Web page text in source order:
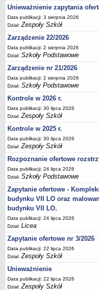
Unieważnienie zapytania
Data publikacji: 3 sierpnia 2026
Dział:Zespoły Szkół
Zarządzenie 22/2026
Data publikacji: 2 sierpnia 2026
Dział:Szkoły Podstawowe
Zarządzenie nr 21/2026
Data publikacji: 2 sierpnia 2026
Dział:Szkoły Podstawowe
Kontrole w 2026 r.
Data publikacji: 30 lipca 2026
Dział:Zespoły Szkół
Kontrole w 2025 r.
Data publikacji: 30 lipca 2026
Dział:Zespoły Szkół
Rozpoznanie ofertowe
Data publikacji: 24 lipca 2026
Dział:Szkoły Podstawowe
Zapytanie ofertowe -
budynku VII LO oraz
budynku VII LO.
Data publikacji: 24 lipca 2026
Dział:Licea
Zapytanie ofertowe nr 3/2026
Data publikacji: 22 lipca 2026
Dział:Zespoły Szkół
Unieważnienie
Data publikacji: 22 lipca 2026
Dział:Zespoły Szkół